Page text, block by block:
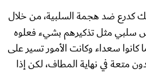
كدرع ضد هجمة السلبية، من خلال
سلبي مثل تذكيرهم بشيء فعلوه
سعداء وكانت الأمور تسير على
متعة في نهاية المطاف، لكن إذا